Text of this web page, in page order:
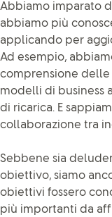
Abbiamo imparato
abbiamo più
applicando per
Ad esempio,
comprensione
modelli di business
di ricarica. E
collaborazione tra
Sebbene sia
obiettivo, siamo
obiettivi fossero
più importanti da